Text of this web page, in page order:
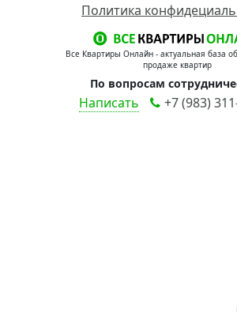
Политика
Все Квартиры Онлайн - актуальная база
продаже квартир
По вопросам
Написать +7 (983)